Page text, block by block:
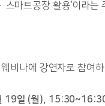
마트공장 활용’이라는
비나에 강연자로 참여
19일 (월),